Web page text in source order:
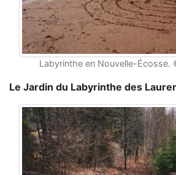
Labyrinthe en Nouvelle-Écosse.
Le Jardin du Labyrinthe des